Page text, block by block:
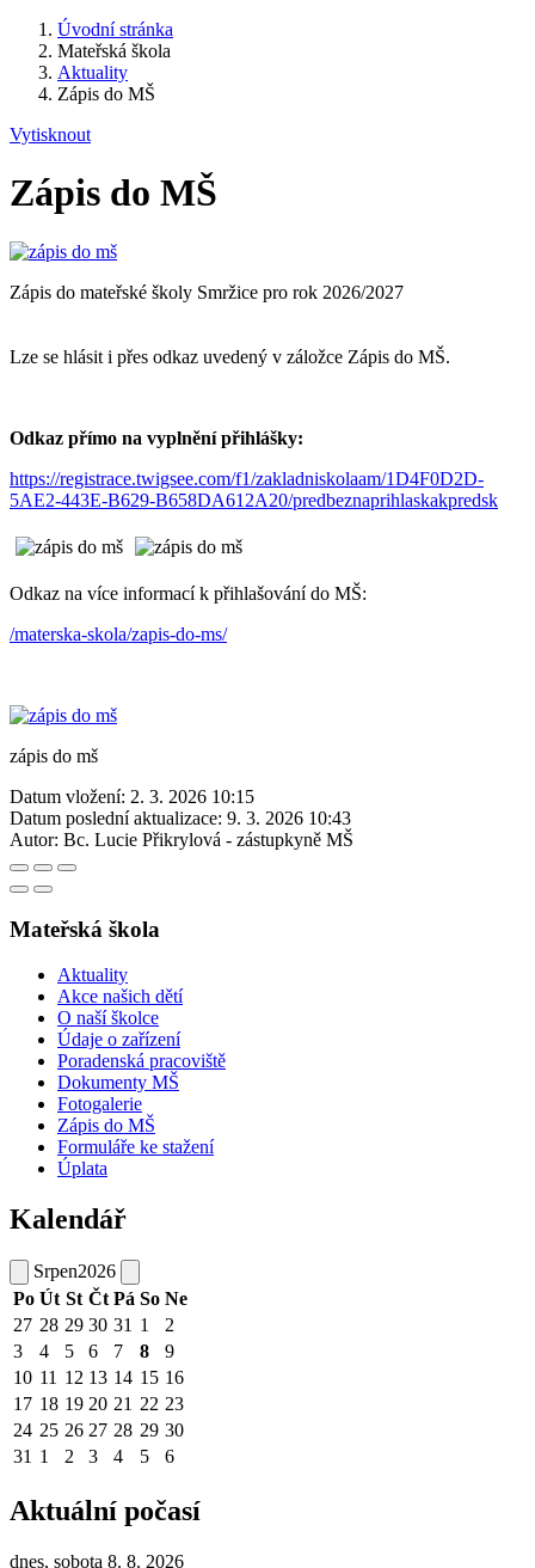
Úvodní stránka
Mateřská škola
Aktuality
Zápis do MŠ
Vytisknout
Zápis do MŠ
Zápis do mateřské školy Smržice pro rok 2026/2027
Lze se hlásit i přes odkaz uvedený v záložce Zápis do MŠ.
Odkaz přímo na vyplnění přihlášky:
https://registrace.twigsee.com/f1/zakladniskolaam/1D4F0D2D-
5AE2-443E-B629-B658DA612A20/predbeznaprihlaskakpredsk
Odkaz na více informací k přihlašování do MŠ:
/materska-skola/zapis-do-ms/
zápis do mš
Datum vložení: 2. 3. 2026 10:15
Datum poslední aktualizace: 9. 3. 2026 10:43
Autor: Bc. Lucie Přikrylová - zástupkyně MŠ
Mateřská škola
Aktuality
Akce našich dětí
O naší školce
Údaje o zařízení
Poradenská pracoviště
Dokumenty MŠ
Fotogalerie
Zápis do MŠ
Formuláře ke stažení
Úplata
Kalendář
Srpen2026
Po Út St Čt Pá So Ne
27 28 29 30 31 1
2
3
4 5 6 7 8
9
10 11 12 13 14 15 16
17 18 19 20 21 22 23
24 25 26 27 28 29 30
31 1 2 3 4 5 6
Aktuální počasí
dnes, sobota 8. 8. 2026